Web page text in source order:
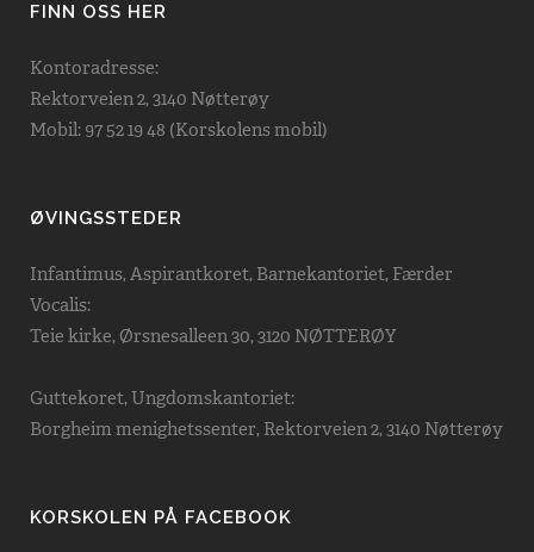
FINN OSS HER
Kontoradresse:
Rektorveien 2, 3140 Nøtterøy
Mobil: 97 52 19 48 (Korskolens mobil)
ØVINGSSTEDER
Infantimus, Aspirantkoret, Barnekantoriet, Færder
Vocalis:
Teie kirke, Ørsnesalleen 30, 3120 NØTTERØY
Guttekoret, Ungdomskantoriet:
Borgheim menighetssenter, Rektorveien 2, 3140 Nøtterøy
KORSKOLEN PÅ FACEBOOK